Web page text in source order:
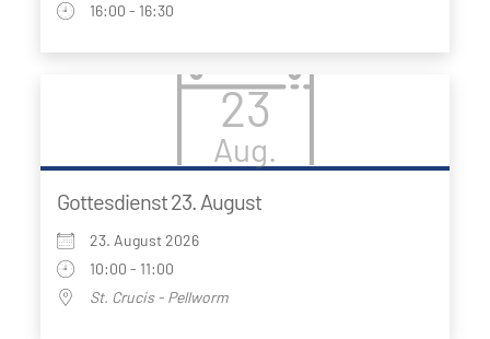
16:00 - 16:30
23
Aug.
Gottesdienst 23. August
23. August 2026
10:00 - 11:00
St. Crucis - Pellworm